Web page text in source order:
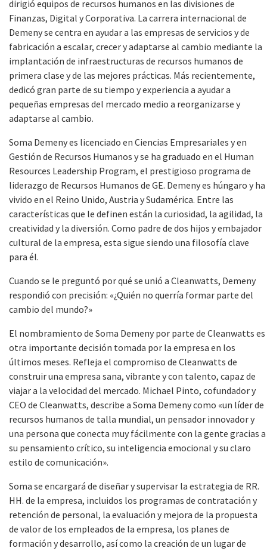
dirigió equipos de recursos humanos en las divisiones de
Finanzas, Digital y Corporativa. La carrera internacional de
Demeny se centra en ayudar a las empresas de servicios y de
fabricación a escalar, crecer y adaptarse al cambio mediante la
implantación de infraestructuras de recursos humanos de
primera clase y de las mejores prácticas. Más recientemente,
dedicó gran parte de su tiempo y experiencia a ayudar a
pequeñas empresas del mercado medio a reorganizarse y
adaptarse al cambio.
Soma Demeny es licenciado en Ciencias Empresariales y en
Gestión de Recursos Humanos y se ha graduado en el Human
Resources Leadership Program, el prestigioso programa de
liderazgo de Recursos Humanos de GE. Demeny es húngaro y ha
vivido en el Reino Unido, Austria y Sudamérica. Entre las
características que le definen están la curiosidad, la agilidad, la
creatividad y la diversión. Como padre de dos hijos y embajador
cultural de la empresa, esta sigue siendo una filosofía clave
para él.
Cuando se le preguntó por qué se unió a Cleanwatts, Demeny
respondió con precisión: «¿Quién no querría formar parte del
cambio del mundo?»
El nombramiento de Soma Demeny por parte de Cleanwatts es
otra importante decisión tomada por la empresa en los
últimos meses. Refleja el compromiso de Cleanwatts de
construir una empresa sana, vibrante y con talento, capaz de
viajar a la velocidad del mercado. Michael Pinto, cofundador y
CEO de Cleanwatts, describe a Soma Demeny como «un líder de
recursos humanos de talla mundial, un pensador innovador y
una persona que conecta muy fácilmente con la gente gracias a
su pensamiento crítico, su inteligencia emocional y su claro
estilo de comunicación».
Soma se encargará de diseñar y supervisar la estrategia de RR.
HH. de la empresa, incluidos los programas de contratación y
retención de personal, la evaluación y mejora de la propuesta
de valor de los empleados de la empresa, los planes de
formación y desarrollo, así como la creación de un lugar de